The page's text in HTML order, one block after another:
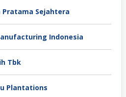
Pratama Sejahtera
Indonesia
Tbk
Plantations